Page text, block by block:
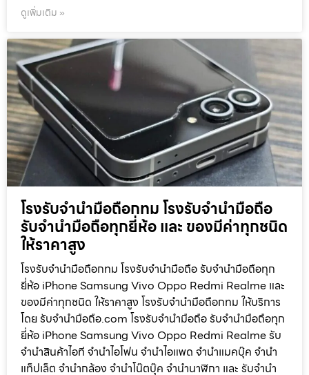
ดูเพิ่มเติม »
โรงรับจำนำมือถือกทม โรงรับจำนำมือถือ
รับจำนำมือถือทุกยี่ห้อ และ ของมีค่าทุกชนิด
ให้ราคาสูง
โรงรับจำนำมือถือกทม โรงรับจำนำมือถือ รับจำนำมือถือทุก
ยี่ห้อ iPhone Samsung Vivo Oppo Redmi Realme และ
ของมีค่าทุกชนิด ให้ราคาสูง โรงรับจำนำมือถือกทม ให้บริการ
โดย รับจํานํามือถือ.com โรงรับจำนำมือถือ รับจำนำมือถือทุก
ยี่ห้อ iPhone Samsung Vivo Oppo Redmi Realme รับ
จำนำสินค้าไอที จำนำไอโฟน จำนำไอแพด จำนำแมคบุ๊ค จำนำ
แท็ปเล็ต จำนำกล้อง จำนำโน๊ตบุ๊ค จำนำนาฬิกา และ รับจำนำ